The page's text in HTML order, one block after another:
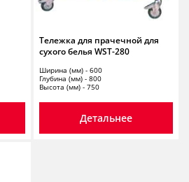
Тележка для прачечной для
сухого белья WST-280
Ширина (мм) - 600
Глубина (мм) - 800
Высота (мм) - 750
Детальнее